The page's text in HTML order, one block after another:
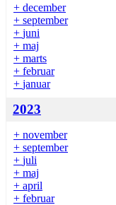
+ december
+ september
+ juni
+ maj
+ marts
+ februar
+ januar
2023
+ november
+ september
+ juli
+ maj
+ april
+ februar